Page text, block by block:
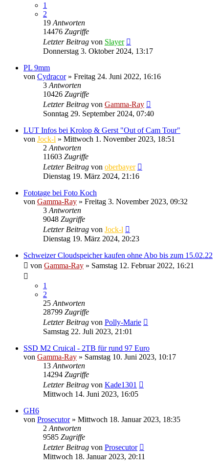
1
2
19 Antworten
14476 Zugriffe
Letzter Beitrag von Slayer
Donnerstag 3. Oktober 2024, 13:17
PL 9mm
von Cydracor» Freitag 24. Juni 2022, 16:16
3 Antworten
10426 Zugriffe
Letzter Beitrag von Gamma-Ray
Sonntag 29. September 2024, 07:40
LUT Infos bei Krolop & Gerst "Out of Cam Tour"
von Jock-l » Mittwoch 1. November 2023, 18:51
2 Antworten
11603 Zugriffe
Letzter Beitrag von oberbayer
Dienstag 19. März 2024, 21:16
Fototage bei Foto Koch
von Gamma-Ray » Freitag 3. November 2023, 09:32
3 Antworten
9048 Zugriffe
Letzter Beitrag von Jock-l
Dienstag 19. März 2024, 20:23
Schweizer Cloudspeicher kaufen ohne Abo bis zum 15.02.22
von Gamma-Ray » Samstag 12. Februar 2022, 16:21
1
2
25 Antworten
28799 Zugriffe
Letzter Beitrag von Polly-Marie
Samstag 22. Juli 2023, 21:01
SSD M2 Cruical - 2TB für rund 97 Euro
von Gamma-Ray » Samstag 10. Juni 2023, 10:17
13 Antworten
14294 Zugriffe
Letzter Beitrag von Kade1301
Mittwoch 14. Juni 2023, 16:05
GH6
von Prosecutor» Mittwoch 18. Januar 2023, 18:35
2 Antworten
9585 Zugriffe
Letzter Beitrag von Prosecutor
Mittwoch 18. Januar 2023, 20:11